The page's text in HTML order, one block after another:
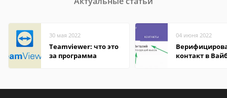
30 мая 2022
Teamviewer: что это
за программа
04 июня 2022
контакт в